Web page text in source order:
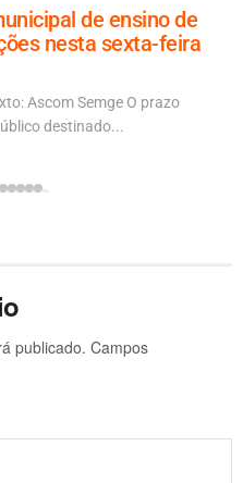
de ensino de
nesta sexta-feira
Ascom Semge O prazo
destinado...
publicado. Campos